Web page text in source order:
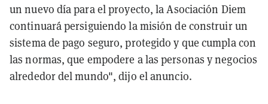
un nuevo día para el proyecto, la Asociación Diem
continuará persiguiendo la misión de construir un
sistema de pago seguro, protegido y que cumpla con
las normas, que empodere a las personas y negocios
alrededor del mundo", dijo el anuncio.